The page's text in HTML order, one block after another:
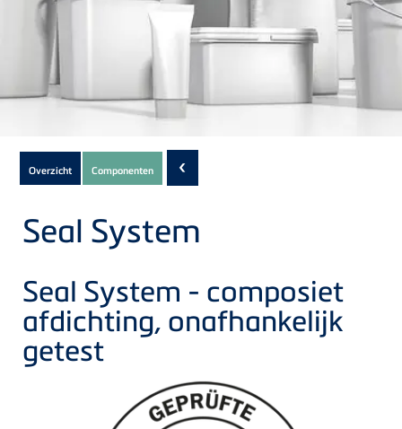
Subnavigation
of
current
Product
Overzicht Componenten ‹
Seal System
Seal System - composiet
afdichting, onafhankelijk
getest